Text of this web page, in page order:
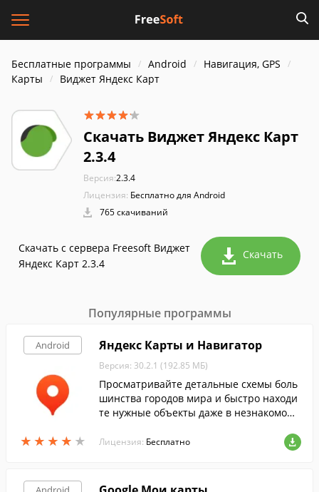
Бесплатные программы Android
Навигация, GPS
Карты
Виджет Яндекс Карт
Скачать Виджет Яндекс Карт
2.3.4
Версия:2.3.4
Лицензия: Бесплатно для Android
765 скачиваний
Скачать с сервера Freesoft Виджет
Яндекс Карт 2.3.4
Скачать
Популярные программы
Android
★ ★ ★ ★ ★
★ ★ ★ ★ ★
Яндекс Карты и Навигатор
Версия: 30.2.1 (192.85 МБ)
Просматривайте детальные схемы боль
шинства городов мира и быстро находи
те нужные объекты даже в незнакомом г
Лицензия: Бесплатно